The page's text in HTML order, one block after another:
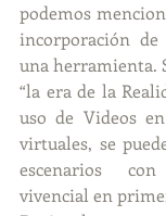
podemos
incorporación de
una herramienta.
“la era de la
uso de Videos
virtuales, se
escenarios
vivencial en